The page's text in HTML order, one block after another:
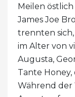
Meilen
James Joe
trennten
im Alter von
Augusta,
Tante Honey,
Während der